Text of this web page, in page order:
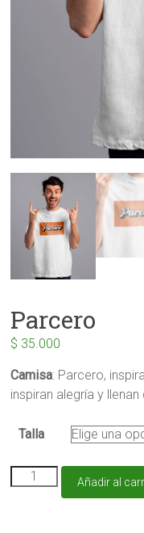
Parcero
$ 35.000
Camisa: Parcero,
inspiran alegría y
Talla
Parcero
cantidad
Añadir al